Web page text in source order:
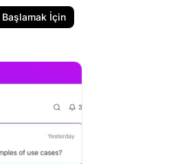
Başlamak İçin